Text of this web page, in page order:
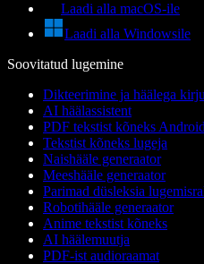
Laadi alla macOS-ile
Laadi alla Windowsile
Soovitatud lugemine
Dikteerimine ja häälega
AI häälassistent
PDF tekstist kõneks
Tekstist kõneks lugeja
Naishääle generaator
Meeshääle generaator
Parimad düsleksia
Robotihääle generaator
Anime tekstist kõneks
AI häälemuutja
PDF-ist audioraamat